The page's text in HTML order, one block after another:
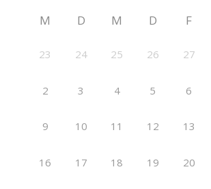
M D M D F
23 24 25 26 27
2 3 4 5 6
9 10 11 12 13
16 17 18 19 20